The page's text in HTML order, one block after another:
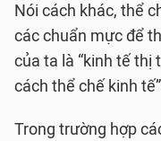
Nói cách khác, thể
các chuẩn mực để
của ta là “kinh tế thị
cách thể chế kinh
Trong trường hợp